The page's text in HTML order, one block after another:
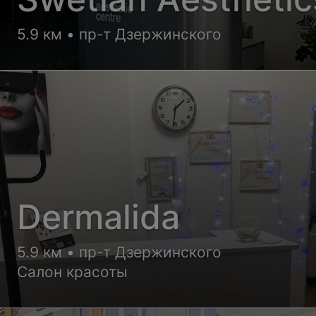
5.9 км • пр-т Дзержинского
Dermalida
5.9 км • пр-т Дзержинского
Салон красоты